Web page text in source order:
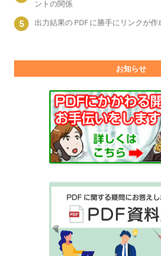
ントの関係
出力結果の PDF に勝手にリンクが
お知らせ